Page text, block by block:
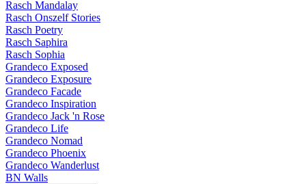
Rasch Mandalay
Rasch Onszelf Stories
Rasch Poetry
Rasch Saphira
Rasch Sophia
Grandeco Exposed
Grandeco Exposure
Grandeco Facade
Grandeco Inspiration
Grandeco Jack 'n Rose
Grandeco Life
Grandeco Nomad
Grandeco Phoenix
Grandeco Wanderlust
BN Walls